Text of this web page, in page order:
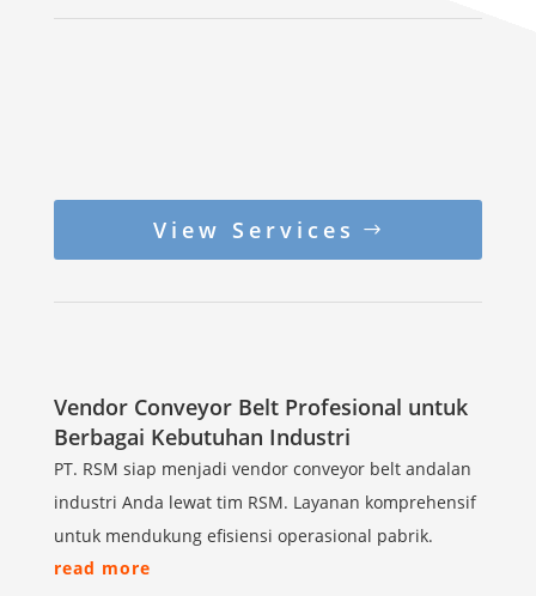
View Services
Vendor Conveyor Belt Profesional untuk
Berbagai Kebutuhan Industri
PT. RSM siap menjadi vendor conveyor belt andalan
industri Anda lewat tim RSM. Layanan komprehensif
untuk mendukung efisiensi operasional pabrik.
read more